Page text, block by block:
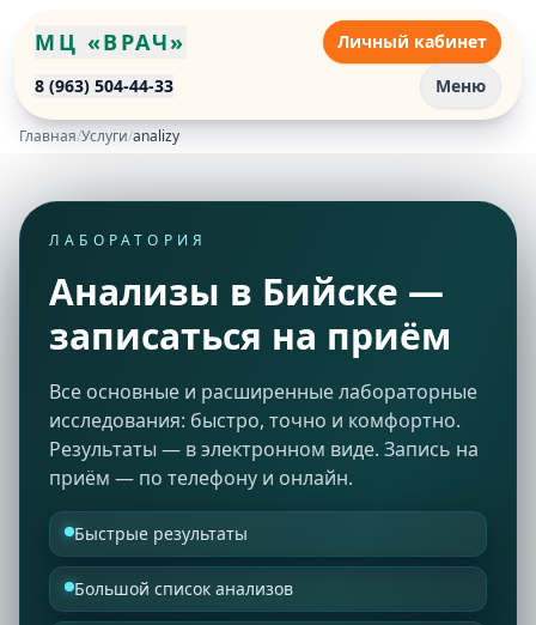
МЦ «ВРАЧ»
Личный кабинет
8 (963) 504-44-33
Меню
Главная/Услуги/analizy
ЛАБОРАТОРИЯ
Анализы в Бийске —
записаться на приём
Все основные и расширенные лабораторные
исследования: быстро, точно и комфортно.
Результаты — в электронном виде. Запись на
приём — по телефону и онлайн.
Быстрые результаты
Большой список анализов